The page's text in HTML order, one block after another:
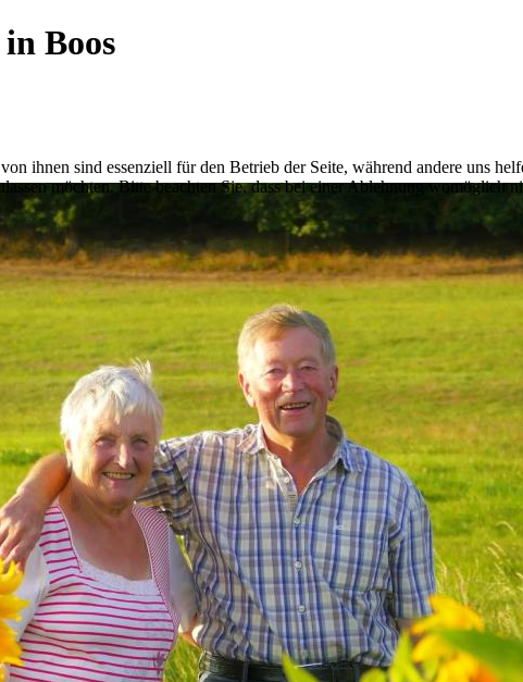
Boos
ihnen sind essenziell für den Betrieb der Seite, während andere uns
möchten. Bitte beachten Sie, dass bei einer Ablehnung womöglich